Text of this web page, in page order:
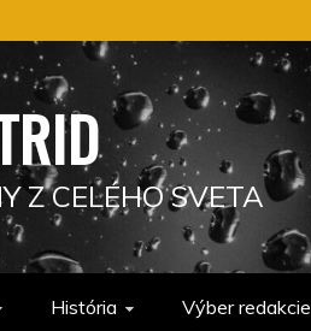
Z CELÉHO SVETA
História Výber redakcie